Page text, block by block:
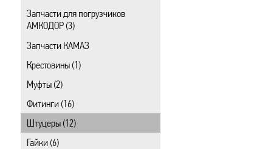
Запчасти для погрузчиков
АМКОДОР (3)
Запчасти КАМАЗ
Крестовины (1)
Муфты (2)
Фитинги (16)
Штуцеры (12)
Гайки (6)